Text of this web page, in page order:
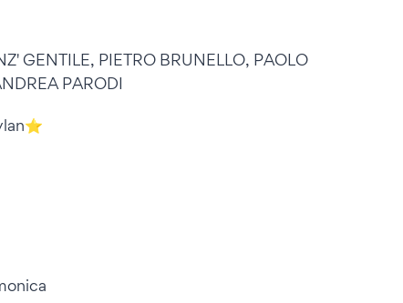
GENTILE, PIETRO BRUNELLO, PAOLO
PARODI